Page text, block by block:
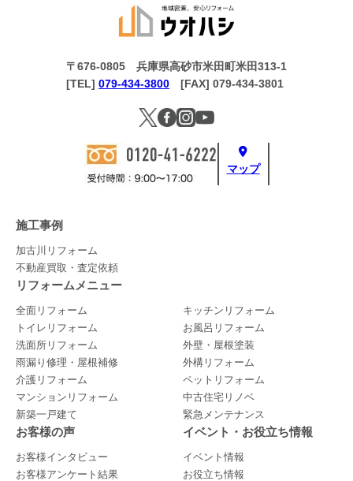
マップ
〒676-0805 兵庫県高砂市米田町米田313-1
[TEL] 079-434-3800 [FAX] 079-434-3801
施工事例
加古川リフォーム
不動産買取・査定依頼
リフォームメニュー
全面リフォーム
キッチンリフォーム
トイレリフォーム
お風呂リフォーム
洗面所リフォーム
外壁・屋根塗装
雨漏り修理・屋根補修
外構リフォーム
介護リフォーム
ペットリフォーム
マンションリフォーム
中古住宅リノベ
新築一戸建て
緊急メンテナンス
お客様の声
お客様インタビュー
お客様アンケート結果
イベント・お役立ち情報
イベント情報
お役立ち情報